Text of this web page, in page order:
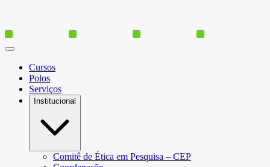
Cursos
Polos
Serviços
Institucional
Comitê de Ética em Pesquisa – CEP